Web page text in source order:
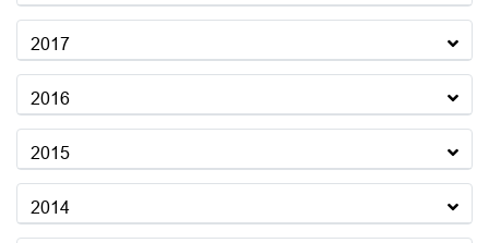
2017
2016
2015
2014